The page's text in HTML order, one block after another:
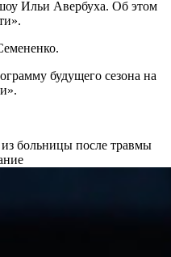
Ильи Авербуха. Об этом
будущего сезона на
больницы после травмы